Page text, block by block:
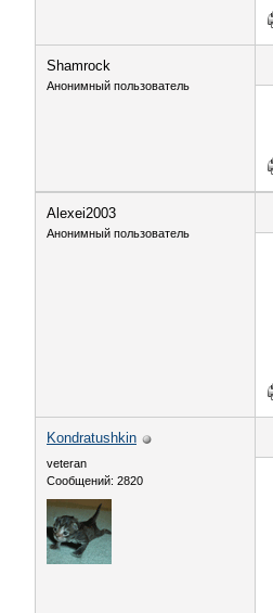
Shamrock
Анонимный пользователь
Alexei2003
Анонимный пользователь
Kondratushkin
veteran
Сообщений: 2820